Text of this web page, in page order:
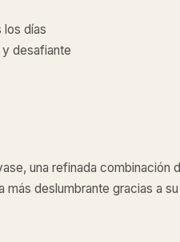
los días
desafiante
una refinada combinación
más deslumbrante gracias a